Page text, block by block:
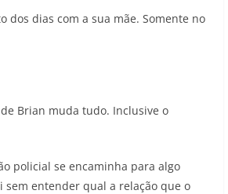
dos dias com a sua mãe. Somente no
Brian muda tudo. Inclusive o
policial se encaminha para algo
sem entender qual a relação que o